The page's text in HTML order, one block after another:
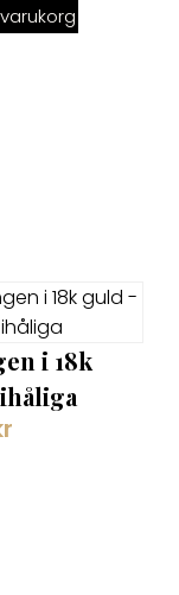
i 18k